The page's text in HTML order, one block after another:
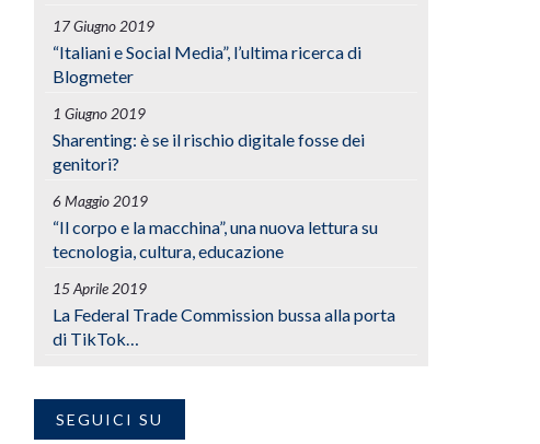
17 Giugno 2019
“Italiani e Social Media”, l’ultima ricerca di
Blogmeter
1 Giugno 2019
Sharenting: è se il rischio digitale fosse dei
genitori?
6 Maggio 2019
“Il corpo e la macchina”, una nuova lettura su
tecnologia, cultura, educazione
15 Aprile 2019
La Federal Trade Commission bussa alla porta
di TikTok…
SEGUICI SU